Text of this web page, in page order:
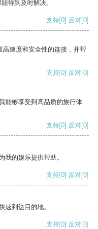
得到及时解决。
支持[0] 反对[0]
速度和安全性的连接，并帮
支持[0] 反对[0]
能够享受到高品质的旅行体
支持[0] 反对[0]
我的娱乐提供帮助。
支持[0] 反对[0]
速到达目的地。
支持[0] 反对[0]